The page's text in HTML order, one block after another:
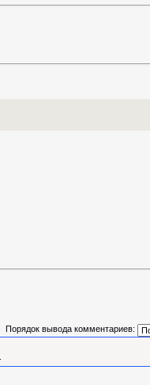
Порядок вывода комментариев: